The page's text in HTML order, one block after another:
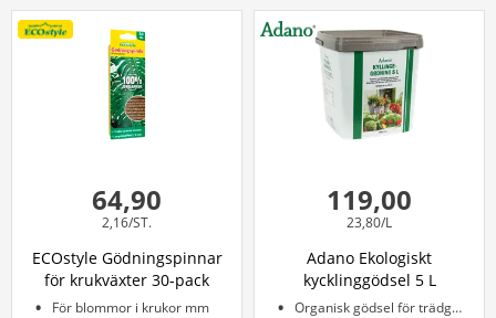
64,90
2,16/ST.
ECOstyle Gödningspinnar
för krukväxter 30-pack
För blommor i krukor mm
119,00
23,80/L
Adano Ekologiskt
kycklinggödsel 5 L
Organisk gödsel för trädgården